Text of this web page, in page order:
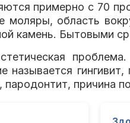
примерно с 70
моляры, область
камень. Бытовыми
называется
причина